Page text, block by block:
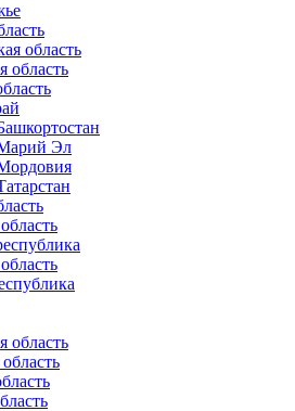
область
область
Эл
область